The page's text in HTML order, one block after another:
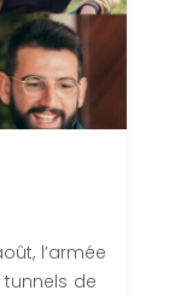
l’armée
de